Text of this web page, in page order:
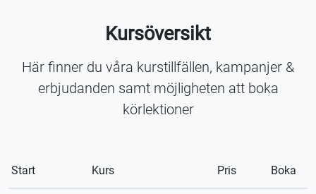
Kursöversikt
Här finner du våra kurstillfällen, kampanjer &
erbjudanden samt möjligheten att boka
körlektioner
Start Kurs Pris Boka